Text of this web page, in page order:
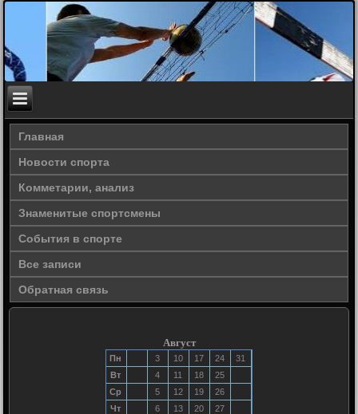
Главная
Новости спорта
Комметарии, анализ
Знаменитые спортсмены
События в спорте
Все записи
Обратная связь
Август
Пн 3 10 17 24
31
Вт
4 11 18
25
Ср
5 12 19
26
Чт
6 13 20
27